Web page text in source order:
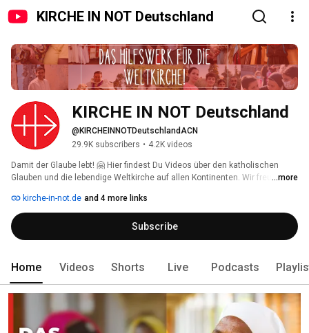
KIRCHE IN NOT Deutschland
KIRCHE IN NOT Deutschland
@KIRCHEINNOTDeutschlandACN
29.9K subscribers • 4.2K videos
Damit der Glaube lebt! 🤗 Hier findest Du Videos über den katholischen
Glauben und die lebendige Weltkirche auf allen Kontinenten. Wir freuen uns
möchtest: Kanal abonnieren!
...more
kirche-in-not.de and 4 more links
Subscribe
Home Videos Shorts Live Podcasts